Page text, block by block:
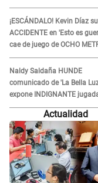
¡ESCÁNDALO! Kevin Díaz
ACCIDENTE en 'Esto es
cae de juego de OCHO
altura: "La colchoneta se
Naldy Saldaña HUNDE
comunicado de 'La Bella
expone INDIGNANTE
DEFENDER a director: "Que
tenido algo..."Actualidad